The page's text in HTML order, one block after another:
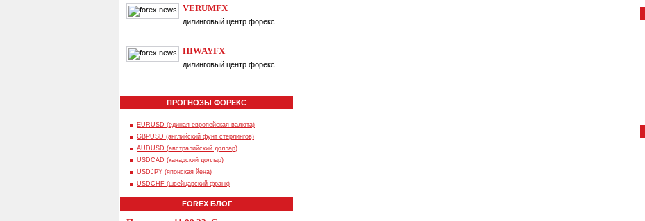
VERUMFX
дилинговый центр форекс
HIWAYFX
дилинговый центр форекс
ПРОГНОЗЫ ФОРЕКС
EURUSD (единая европейская валюта)
GBPUSD (английский фунт стерлингов)
AUDUSD (австралийский доллар)
USDCAD (канадский доллар)
USDJPY (японская йена)
USDCHF (швейцарский франк)
FOREX БЛОГ